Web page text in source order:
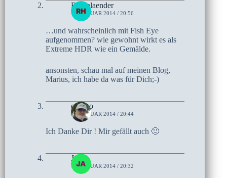
Rheinlaender
19. JANUAR 2014 / 20:56
…und wahrscheinlich mit Fish Eye
aufgenommen? wie gewohnt wirkt es als
Extreme HDR wie ein Gemälde.
ansonsten, schau mal auf meinen Blog,
Marius, ich habe da was für Dich;-)
czoczo
19. JANUAR 2014 / 20:44
Ich Danke Dir ! Mir gefällt auch 🙂
Jan
19. JANUAR 2014 / 20:32